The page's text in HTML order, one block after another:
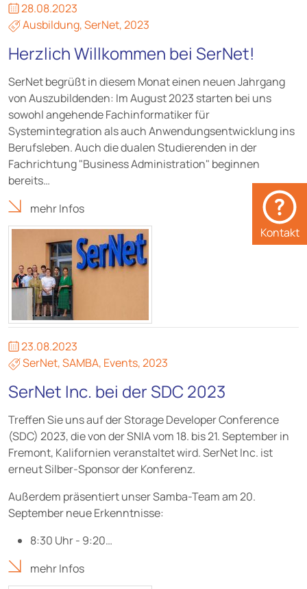
28.08.2023
Ausbildung,SerNet,2023
Herzlich Willkommen bei SerNet!
SerNet begrüßt in diesem Monat einen neuen Jahrgang
von Auszubildenden: Im August 2023 starten bei uns
sowohl angehende Fachinformatiker für
Systemintegration als auch Anwendungsentwicklung ins
Berufsleben. Auch die dualen Studierenden in der
Fachrichtung "Business Administration" beginnen
bereits…
mehr Infos
23.08.2023
SerNet,SAMBA, Events,2023
SerNet Inc. bei der SDC 2023
Treffen Sie uns auf der Storage Developer Conference
(SDC) 2023, die von der SNIA vom 18. bis 21. September in
Fremont, Kalifornien veranstaltet wird. SerNet Inc. ist
erneut Silber-Sponsor der Konferenz.
Außerdem präsentiert unser Samba-Team am 20.
September neue Erkenntnisse:
8:30 Uhr - 9:20…
mehr Infos
Kontakt